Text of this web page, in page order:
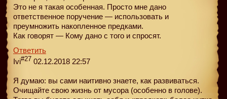
Это не я такая особенная. Просто мне дано
ответственное поручение — использовать и
преумножить накопленное предками.
Как говорят — Кому дано с того и спросят.
Ответить
Ivi#27 02.12.2018 22:57
Я думаю: вы сами наитивно знаете, как развиваться.
Очищайте свою жизнь от мусора (особенно в голове).